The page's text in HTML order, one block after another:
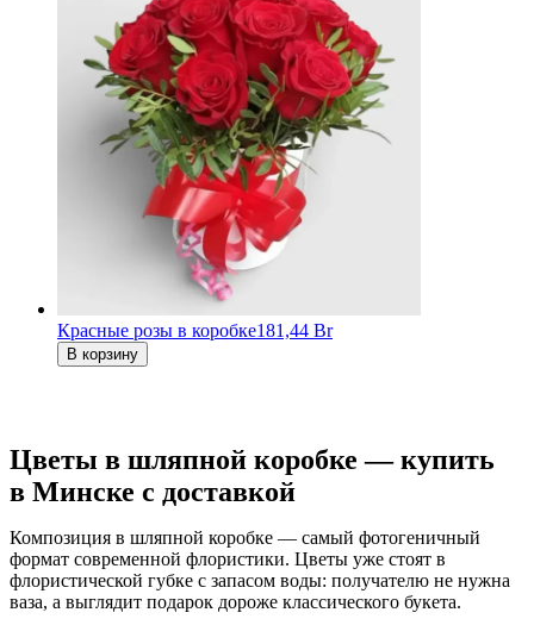
Красные розы в коробке181,44 Br
В корзину
Цветы в шляпной коробке — купить
в Минске с доставкой
Композиция в шляпной коробке — самый фотогеничный
формат современной флористики. Цветы уже стоят в
флористической губке с запасом воды: получателю не нужна
ваза, а выглядит подарок дороже классического букета.